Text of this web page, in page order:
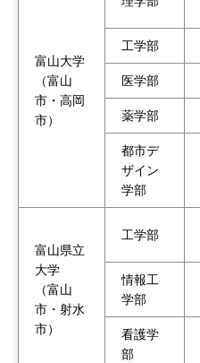
富山大学
（富山
市・ 高岡
市）
工学部
医学部
薬学部
都市デ
ザイン
学部
富山県立
大学
（富山
市・射水
市）
工学部
情報工
学部
看護学
部